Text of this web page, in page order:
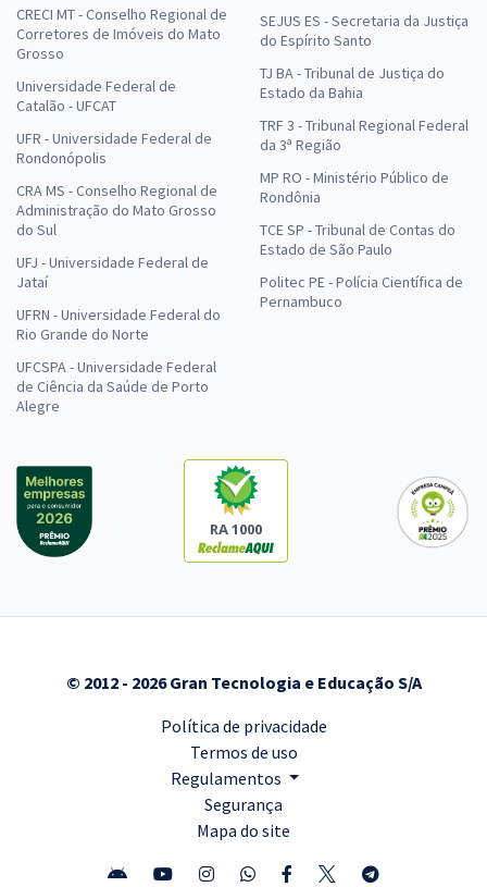
CRECI MT - Conselho Regional de
Corretores de Imóveis do Mato
Grosso
Universidade Federal de
Catalão - UFCAT
UFR - Universidade Federal de
Rondonópolis
CRA MS - Conselho Regional de
Administração do Mato Grosso
do Sul
UFJ - Universidade Federal de
Jataí
UFRN - Universidade Federal do
Rio Grande do Norte
UFCSPA - Universidade Federal
de Ciência da Saúde de Porto
Alegre
SEJUS ES - Secretaria da Justiça
do Espírito Santo
TJ BA - Tribunal de Justiça do
Estado da Bahia
TRF 3 - Tribunal Regional Federal
da 3ª Região
MP RO - Ministério Público de
Rondônia
TCE SP - Tribunal de Contas do
Estado de São Paulo
Politec PE - Polícia Científica de
Pernambuco
RA 1000
© 2012 - 2026 Gran Tecnologia e Educação S/A
Política de privacidade
Termos de uso
Regulamentos
Segurança
Mapa do site